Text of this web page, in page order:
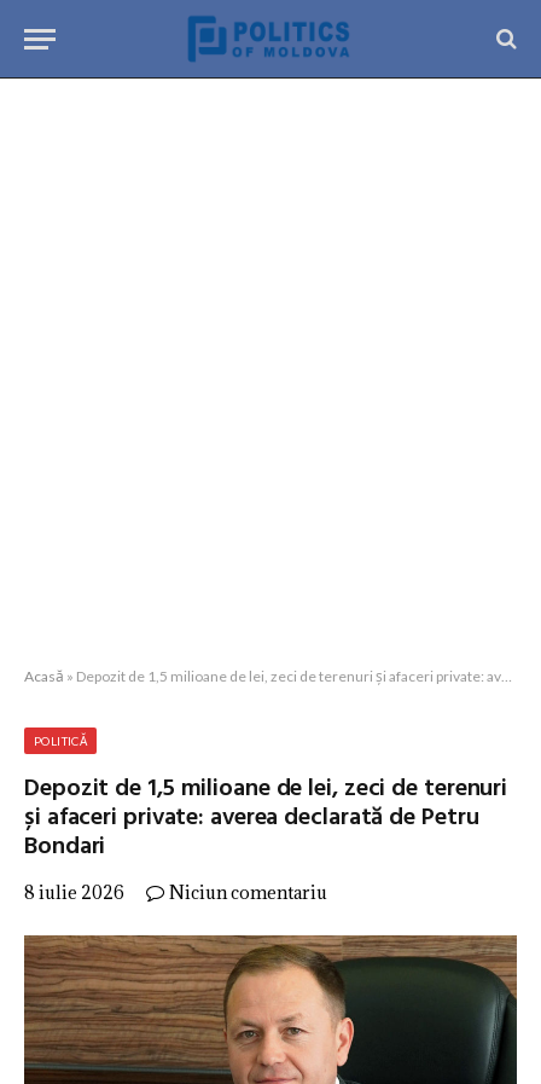
Acasă » Depozit de 1,5 milioane de lei, zeci de terenuri și afaceri private: averea declarată de Petru Bondari
POLITICĂ
Depozit de 1,5 milioane de lei, zeci de terenuri
și afaceri private: averea declarată de Petru
Bondari
8 iulie 2026 Niciun comentariu